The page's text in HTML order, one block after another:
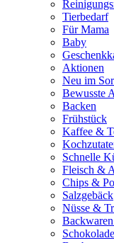
Tierbedarf
Für Mama
Baby
Aktionen
Neu im
Bewusste
Backen
Frühstück
Kaffee &
Schnelle
Fleisch &
Chips &
Salzgebäck
Nüsse &